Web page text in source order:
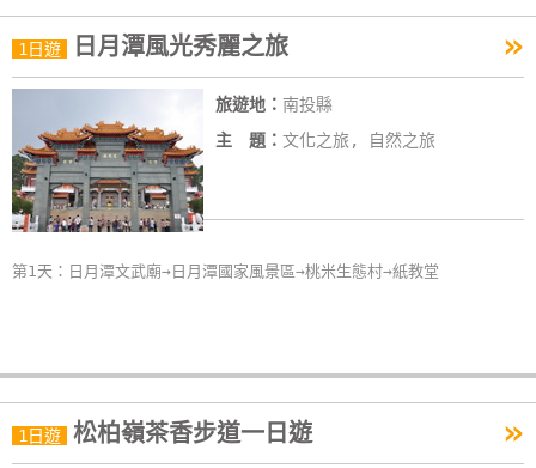
理
員
帳
戶
客
單
1日遊 日月潭風光秀麗之旅 »
旅遊地： 南投縣
主 題： 文化之旅, 自然之旅
第1天：日月潭文武廟→日月潭國家風景區→桃米生態村→紙教堂
1日遊 松柏嶺茶香步道一日遊 »